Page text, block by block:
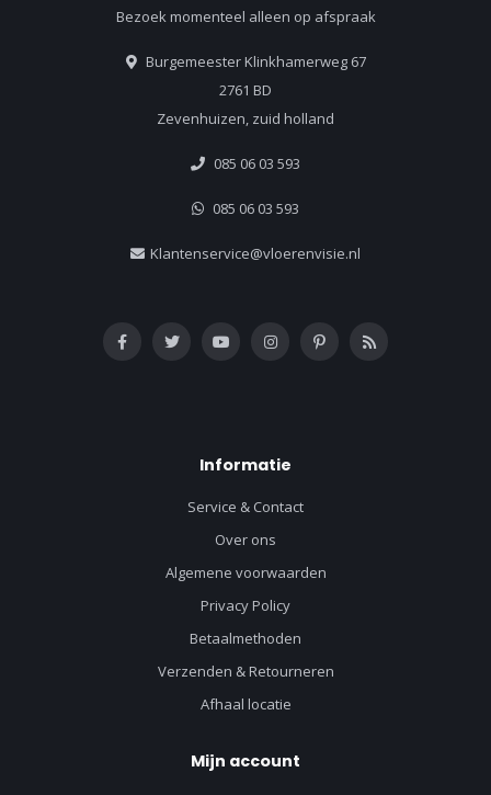
Bezoek momenteel alleen op afspraak
Burgemeester Klinkhamerweg 67
2761 BD
Zevenhuizen, zuid holland
085 06 03 593
085 06 03 593
Klantenservice@vloerenvisie.nl
Informatie
Service & Contact
Over ons
Algemene voorwaarden
Privacy Policy
Betaalmethoden
Verzenden & Retourneren
Afhaal locatie
Mijn account